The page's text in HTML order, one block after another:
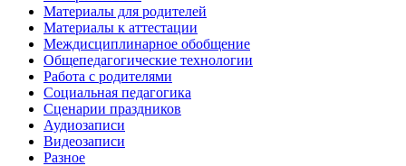
Материалы для родителей
Материалы к аттестации
Междисциплинарное обобщение
Общепедагогические технологии
Работа с родителями
Социальная педагогика
Сценарии праздников
Аудиозаписи
Видеозаписи
Разное